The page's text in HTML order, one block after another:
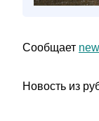
Сообщает
Новость из